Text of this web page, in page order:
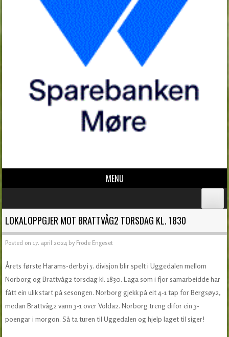
MENU
LOKALOPPGJER MOT BRATTVÅG2 TORSDAG KL. 1830
Posted on17. april 2024 by Frode Engeset
Årets første Harams-derby i 5. divisjon blir spelt i Uggedalen mellom
Norborg og Brattvåg2 torsdag kl. 1830. Laga som i fjor samarbeidde har
fått ein ulik start på sesongen. Norborg gjekk på eit 4-1 tap for Bergsøy2,
medan Brattvåg2 vann 3-1 over Volda2. Norborg treng difor ein 3-
poengar i morgon. Så ta turen til Uggedalen og hjelp laget til siger!